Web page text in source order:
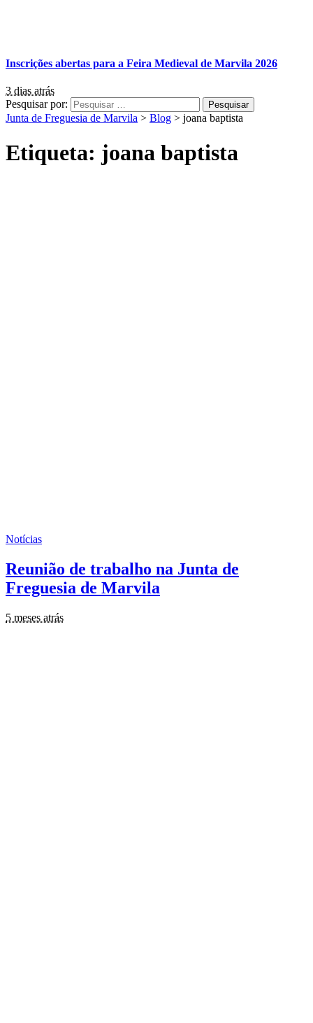
Inscrições abertas para a Feira Medieval de Marvila 2026
3 dias atrás
Pesquisar por:
Junta de Freguesia de Marvila > Blog > joana baptista
Etiqueta: joana baptista
Notícias
Reunião de trabalho na Junta de
Freguesia de Marvila
5 meses atrás